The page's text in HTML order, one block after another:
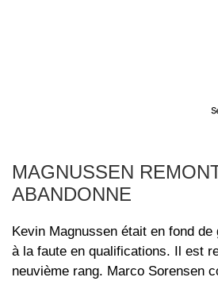
MAGNUSSEN
ABANDONNE
Kevin Magnussen était en fond
à la faute en qualifications. Il est
neuvième rang. Marco Sorensen